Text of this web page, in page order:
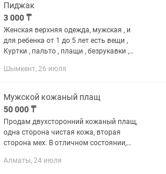
Пиджак
3 000 ₸
Женская верхняя одежда, мужская , и
для ребенка от 1 до 5 лет есть вещи ,
Куртки , пальто , плащи , безрукавки ,
каждую за 3.000 тенге, остальные вещи
Шымкент, 26 июля
Мужской кожаный плащ
50 000 ₸
Продам двухсторонний кожаный плащ,
одна сторона чистая кожа, вторая
сторона мех. В отличном состоянии,
48-50.
Алматы, 24 июля